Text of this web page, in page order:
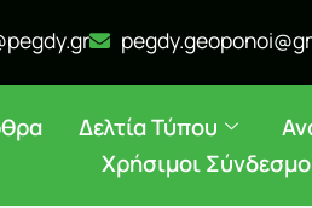
Δελτία Τύπου
Χρήσιμοι